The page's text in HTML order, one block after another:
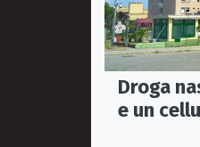
Droga
e un